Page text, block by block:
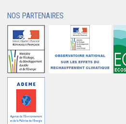
NOS PARTENAIRES